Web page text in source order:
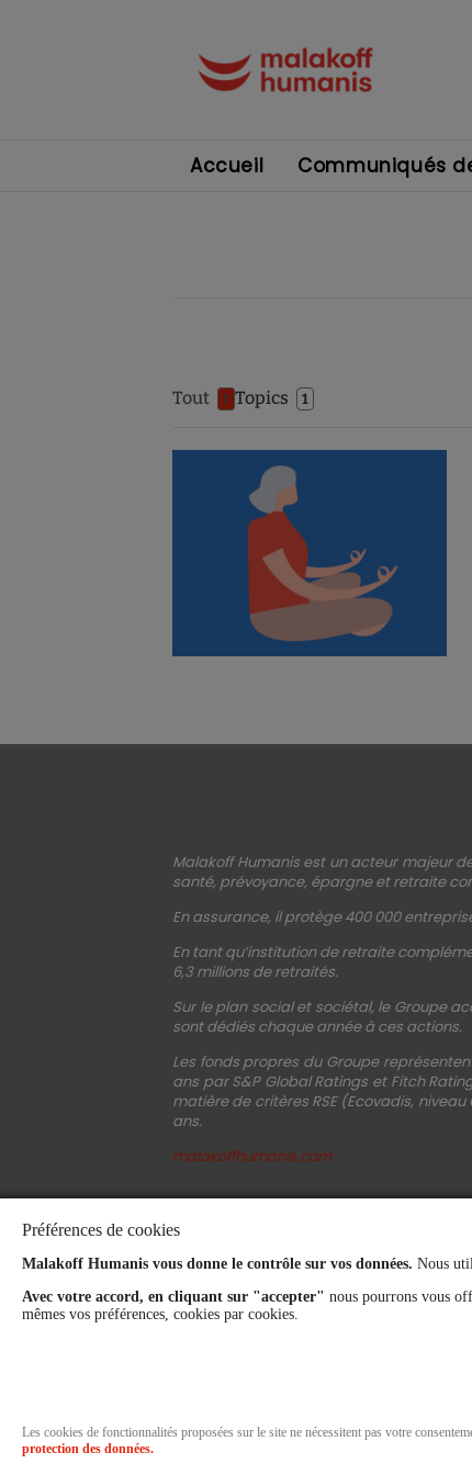
Accueil Communiqués
Tout 1 Topics 1
Malakoff Humanis est un acteur majeur
santé, prévoyance, épargne et retraite
En assurance, il protège 400 000
En tant qu’institution de retraite
6,3 millions de retraités.
Sur le plan social et sociétal, le Groupe
sont dédiés chaque année à ces actions.
Les fonds propres du Groupe
ans par S&P Global Ratings et Fitch
matière de critères RSE (Ecovadis,
ans.
malakoffhumanis.com
Préférences de cookies
Malakoff Humanis vous donne le contrôle sur vos données. Nous
Avec votre accord, en cliquant sur "accepter" nous pourrons vous
mêmes vos préférences, cookies par cookies.
Les cookies de fonctionnalités proposées sur le site ne nécessitent pas votre
protection des données.